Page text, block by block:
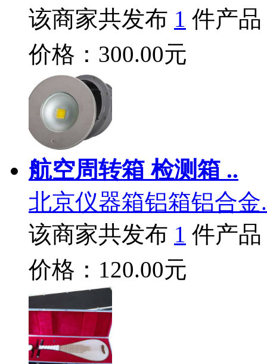
该商家共发布 1 件产品
价格：300.00元
航空周转箱 检测箱 ..
北京仪器箱铝箱铝合金
该商家共发布 1 件产品
价格：120.00元